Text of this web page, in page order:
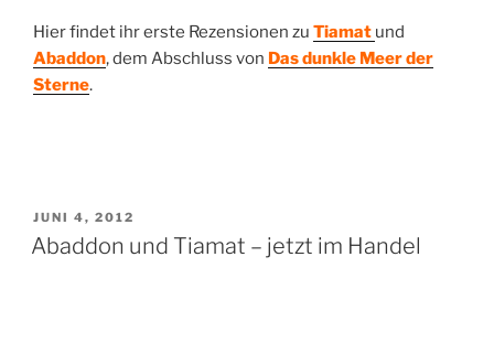
Hier findet ihr erste Rezensionen zu Tiamat und
Abaddon, dem Abschluss von Das dunkle Meer der
Sterne.
VERÖFFENTLICHT
AM
JUNI 4, 2012
Abaddon und Tiamat – jetzt im Handel